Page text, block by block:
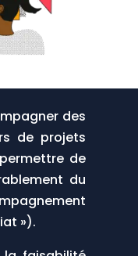
des
de projets
de
du
»).